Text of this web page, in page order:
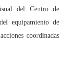
del Centro de
equipamiento de
coordinadas